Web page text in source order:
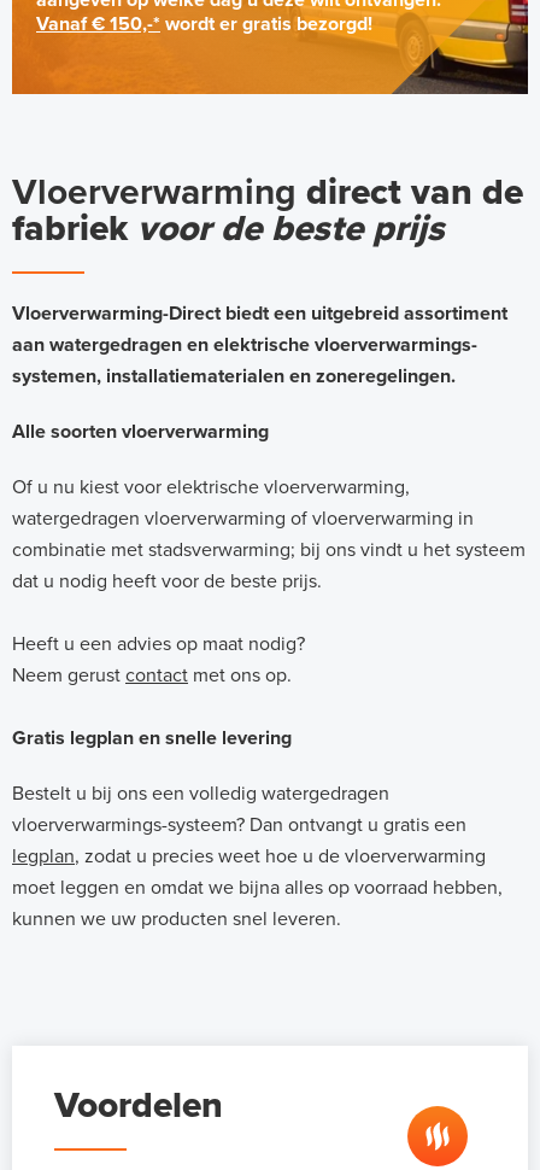
Vanaf € 150,-* wordt er gratis bezorgd!
Vloerverwarming direct van de
fabriek voor de beste prijs
Vloerverwarming-Direct biedt een uitgebreid assortiment
aan watergedragen en elektrische vloerverwarmings-
systemen, installatiematerialen en zoneregelingen.
Alle soorten vloerverwarming
Of u nu kiest voor elektrische vloerverwarming,
watergedragen vloerverwarming of vloerverwarming in
combinatie met stadsverwarming; bij ons vindt u het systeem
dat u nodig heeft voor de beste prijs.
Heeft u een advies op maat nodig?
Neem gerust contact met ons op.
Gratis legplan en snelle levering
Bestelt u bij ons een volledig watergedragen
vloerverwarmings-systeem? Dan ontvangt u gratis een
legplan, zodat u precies weet hoe u de vloerverwarming
moet leggen en omdat we bijna alles op voorraad hebben,
kunnen we uw producten snel leveren.
Voordelen